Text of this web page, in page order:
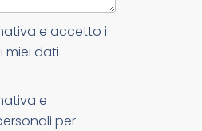
e accetto i
miei dati
e
per